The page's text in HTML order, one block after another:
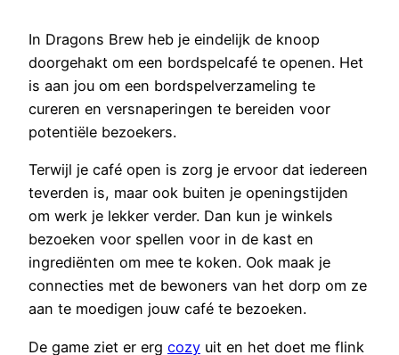
In Dragons Brew heb je eindelijk de knoop
doorgehakt om een bordspelcafé te openen. Het
is aan jou om een bordspelverzameling te
cureren en versnaperingen te bereiden voor
potentiële bezoekers.
Terwijl je café open is zorg je ervoor dat iedereen
teverden is, maar ook buiten je openingstijden
om werk je lekker verder. Dan kun je winkels
bezoeken voor spellen voor in de kast en
ingrediënten om mee te koken. Ook maak je
connecties met de bewoners van het dorp om ze
aan te moedigen jouw café te bezoeken.
De game ziet er erg cozy uit en het doet me flink